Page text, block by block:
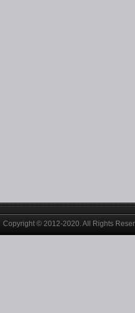
Copyright © 2012-2020. All Rights